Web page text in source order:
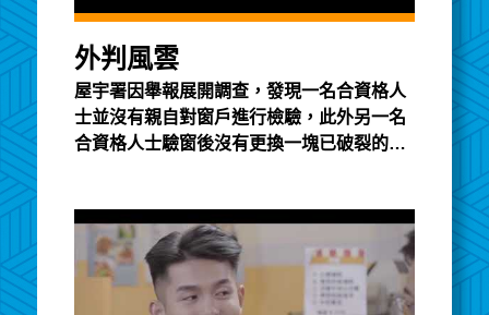
外判風雲
屋宇署因舉報展開調查，發現一名合資格人
士並沒有親自對窗戶進行檢驗，此外另一名
合資格人士驗窗後沒有更換一塊已破裂的玻